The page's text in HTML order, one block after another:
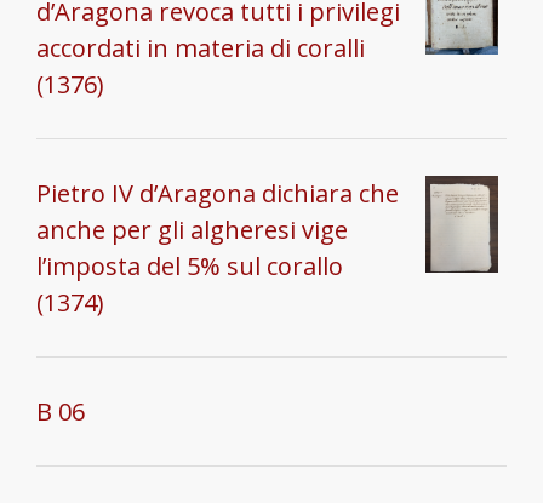
d’Aragona revoca tutti i privilegi
accordati in materia di coralli
(1376)
Pietro IV d’Aragona dichiara che
anche per gli algheresi vige
l’imposta del 5% sul corallo
(1374)
B 06